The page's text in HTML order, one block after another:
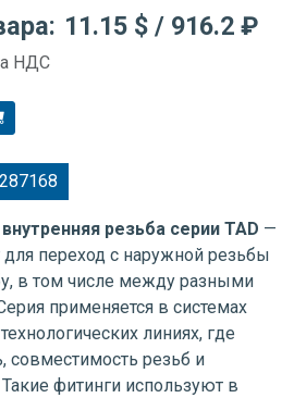
11.15 $ / 916.2 ₽
НДС
резьба серии TAD —
для переход с наружной резьбы
в том числе между разными
применяется в системах
линиях, где
совместимость резьб и
фитинги используют в